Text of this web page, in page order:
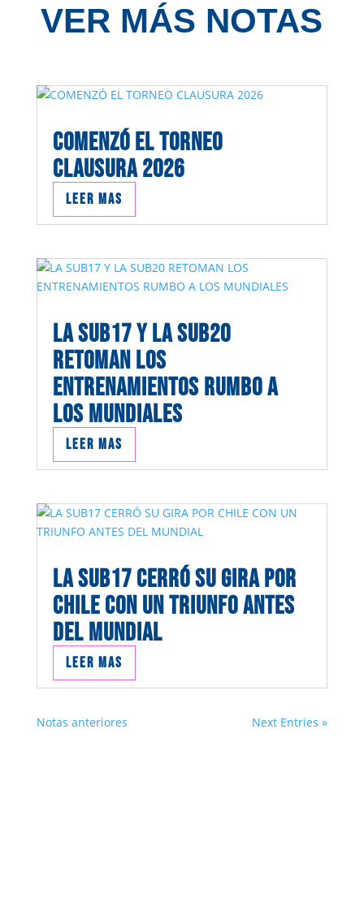
VER MÁS NOTAS
COMENZÓ EL TORNEO
CLAUSURA 2026
Leer mas
LA SUB17 Y LA SUB20
RETOMAN LOS
ENTRENAMIENTOS RUMBO A
LOS MUNDIALES
Leer mas
LA SUB17 CERRÓ SU GIRA POR
CHILE CON UN TRIUNFO ANTES
DEL MUNDIAL
Leer mas
Notas anteriores Next Entries »